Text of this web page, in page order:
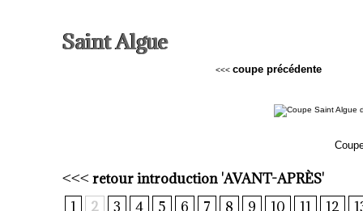
Saint Algue
<<< coupe précédente
<<< retour introduction 'AVANT-APRÈS'
1
2 3 4 5 6 7 8 9 10 11 12